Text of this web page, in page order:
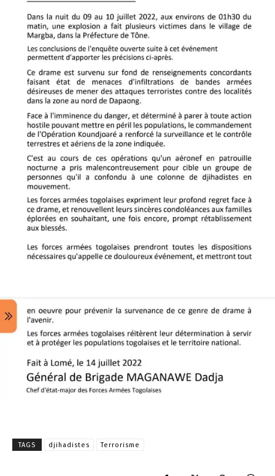
TAGS djihadistes Terrorisme